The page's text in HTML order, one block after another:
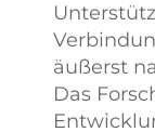
äußerst
Das